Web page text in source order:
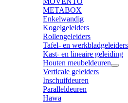
METABOX
Enkelwandig
Kogelgeleiders
Rollengeleiders
Tafel- en werkbladgeleiders
Kast- en lineaire geleiding
Houten meubeldeuren
Verticale geleiders
Inschuifdeuren
Paralleldeuren
Hawa